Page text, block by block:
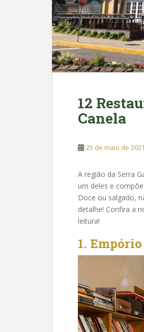
12
Canela
25 de maio de 2021
A região da Serra
um deles e
Doce ou salgado,
detalhe! Confira a
leitura!
1.